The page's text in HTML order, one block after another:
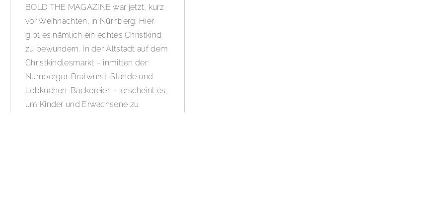
BOLD THE MAGAZINE war jetzt, kurz
vor Weihnachten, in Nürnberg: Hier
gibt es nämlich ein echtes Christkind
zu bewundern. In der Altstadt auf dem
Christkindlesmarkt – inmitten der
Nürnberger-Bratwurst-Stände und
Lebkuchen-Bäckereien – erscheint es,
um Kinder und Erwachsene zu